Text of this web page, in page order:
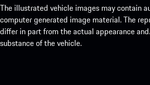
The illustrated vehicle images may contain
computer generated image material. The
differ in part from the actual appearance
substance of the vehicle.